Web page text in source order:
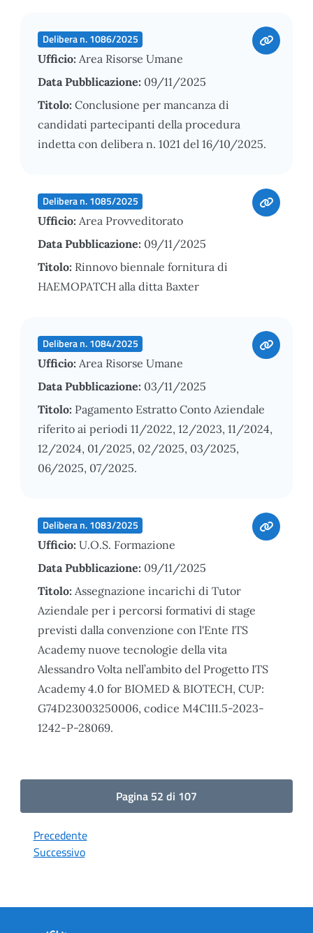
Delibera n. 1086/2025
Ufficio: Area Risorse Umane
Data Pubblicazione: 09/11/2025
Titolo: Conclusione per mancanza di
candidati partecipanti della procedura
indetta con delibera n. 1021 del 16/10/2025.
Delibera n. 1085/2025
Ufficio: Area Provveditorato
Data Pubblicazione: 09/11/2025
Titolo: Rinnovo biennale fornitura di
HAEMOPATCH alla ditta Baxter
Delibera n. 1084/2025
Ufficio: Area Risorse Umane
Data Pubblicazione: 03/11/2025
Titolo: Pagamento Estratto Conto Aziendale
riferito ai periodi 11/2022, 12/2023, 11/2024,
12/2024, 01/2025, 02/2025, 03/2025,
06/2025, 07/2025.
Delibera n. 1083/2025
Ufficio: U.O.S. Formazione
Data Pubblicazione: 09/11/2025
Titolo: Assegnazione incarichi di Tutor
Aziendale per i percorsi formativi di stage
previsti dalla convenzione con l'Ente ITS
Academy nuove tecnologie della vita
Alessandro Volta nell’ambito del Progetto ITS
Academy 4.0 for BIOMED & BIOTECH, CUP:
G74D23003250006, codice M4C1I1.5-2023-
1242-P-28069.
Pagina 52 di 107
Precedente
Successivo